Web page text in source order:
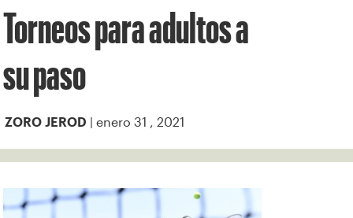
Torneos para adultos a
su paso
ZORO JEROD | enero 31 , 2021